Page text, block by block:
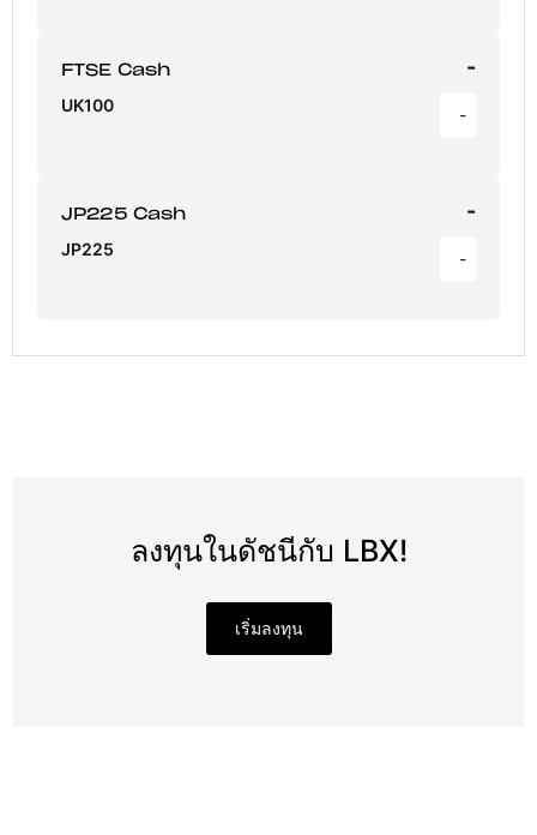
FTSE Cash
UK100
-
-
JP225 Cash
JP225
-
-
ลงทุนในดัชนีกับ LBX!
เริ่มลงทุน